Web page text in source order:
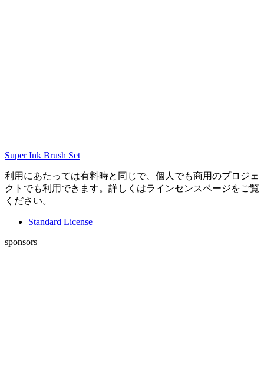
Super Ink Brush Set
利用にあたっては有料時と同じで、個人でも商用のプロジェ
クトでも利用できます。詳しくはラインセンスページをご覧
ください。
Standard License
sponsors